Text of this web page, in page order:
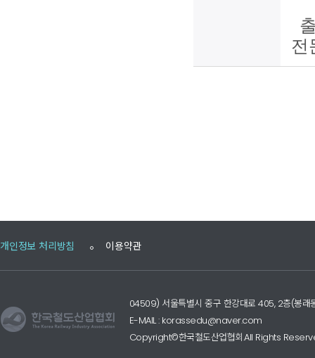
전
개인정보 처리방침 이용약관
04509) 서울특별시 중구 한강대로 405, 2층(봉래
E-MAIL : korassedu@naver.com
Copyright©한국철도산업협회.All Rights